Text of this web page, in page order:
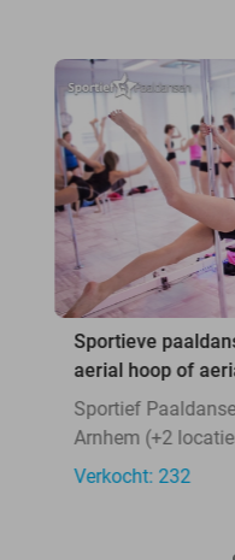
Sportieve
aerial hoop of
Sportief
Arnhem (+2
Verkocht: 232